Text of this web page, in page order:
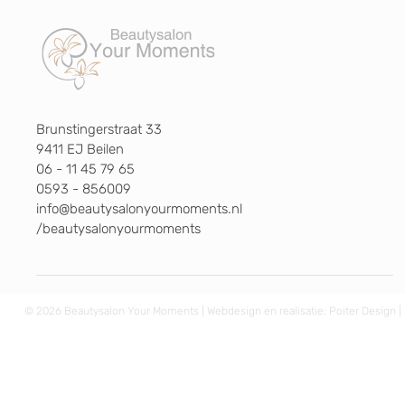
Brunstingerstraat 33
9411 EJ Beilen
06 - 11 45 79 65
0593 - 856009
info@beautysalonyourmoments.nl
/beautysalonyourmoments
© 2026 Beautysalon Your Moments | Webdesign en realisatie: Poiter Design